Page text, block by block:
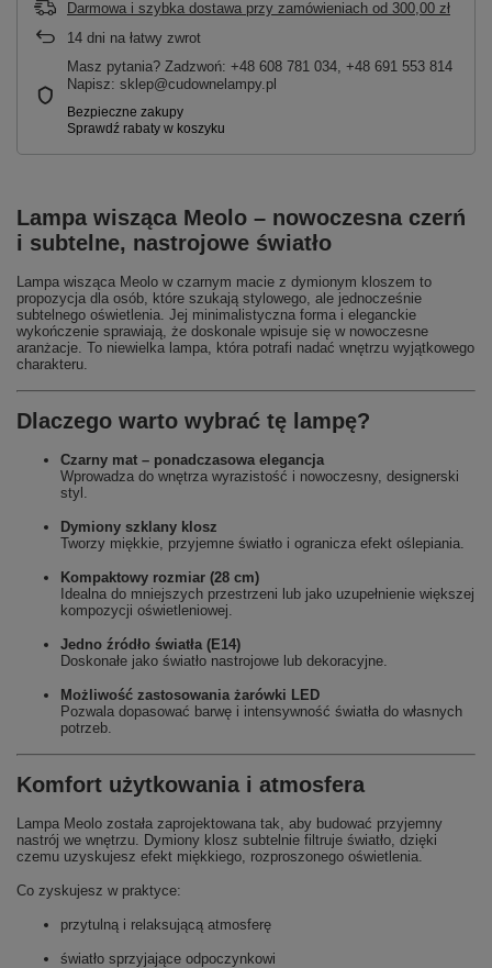
Darmowa i szybka dostawa przy zamówieniach od 300,00 zł
14 dni na łatwy zwrot
Masz pytania? Zadzwoń: +48 608 781 034, +48 691 553 814
Napisz: sklep@cudownelampy.pl
Lampa wisząca Meolo – nowoczesna czerń
i subtelne, nastrojowe światło
Lampa wisząca Meolo w czarnym macie z dymionym kloszem to
propozycja dla osób, które szukają stylowego, ale jednocześnie
subtelnego oświetlenia. Jej minimalistyczna forma i eleganckie
wykończenie sprawiają, że doskonale wpisuje się w nowoczesne
aranżacje. To niewielka lampa, która potrafi nadać wnętrzu wyjątkowego
charakteru.
Dlaczego warto wybrać tę lampę?
Czarny mat – ponadczasowa elegancja
Wprowadza do wnętrza wyrazistość i nowoczesny, designerski
styl.
Dymiony szklany klosz
Tworzy miękkie, przyjemne światło i ogranicza efekt oślepiania.
Kompaktowy rozmiar (28 cm)
Idealna do mniejszych przestrzeni lub jako uzupełnienie większej
kompozycji oświetleniowej.
Jedno źródło światła (E14)
Doskonałe jako światło nastrojowe lub dekoracyjne.
Możliwość zastosowania żarówki LED
Pozwala dopasować barwę i intensywność światła do własnych
potrzeb.
Komfort użytkowania i atmosfera
Lampa Meolo została zaprojektowana tak, aby budować przyjemny
nastrój we wnętrzu. Dymiony klosz subtelnie filtruje światło, dzięki
czemu uzyskujesz efekt miękkiego, rozproszonego oświetlenia.
Co zyskujesz w praktyce:
przytulną i relaksującą atmosferę
światło sprzyjające odpoczynkowi